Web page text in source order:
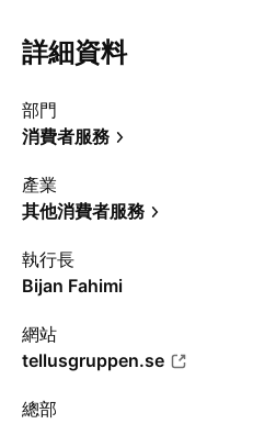
詳細資料
部門
消費者服務
產業
其他消費者服務
執行長
Bijan Fahimi
網站
tellusgruppen.se
總部